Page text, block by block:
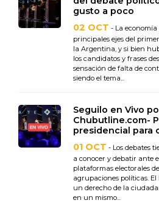
gusto a poco
02 OCT - La
principales ejes del
la Argentina, y si bien
los candidatos y frases
sensación de falta de
siendo el tema...
Seguilo en Vivo
Chubutline.com-
presidencial para
01 OCT - Los debates
a conocer y debatir ante
plataformas electorales
agrupaciones políticas.
un derecho de la
en un mismo...